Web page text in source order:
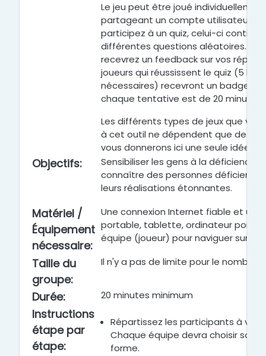
Le jeu peut être joué
partageant un compte utilisateur.
participez à un quiz, celui-ci
différentes questions aléatoires.
recevrez un feedback sur vos
joueurs qui réussissent le quiz (5
nécessaires) recevront un badge.
chaque tentative est de 20 minutes.
Les différents types de jeux que
à cet outil ne dépendent que de
vous donnerons ici une seule idée.
Objectifs:
Sensibiliser les gens à la déficience
connaître des personnes
leurs réalisations étonnantes.
Matériel /
Équipement
nécessaire:
Une connexion Internet fiable et un
portable, tablette, ordinateur
équipe (joueur) pour naviguer sur la
Taille du
groupe:
Il n'y a pas de limite pour le nombre
Durée: 20 minutes minimum
Instructions
étape par
étape:
Répartissez les participants à
Chaque équipe devra choisir son
forme.